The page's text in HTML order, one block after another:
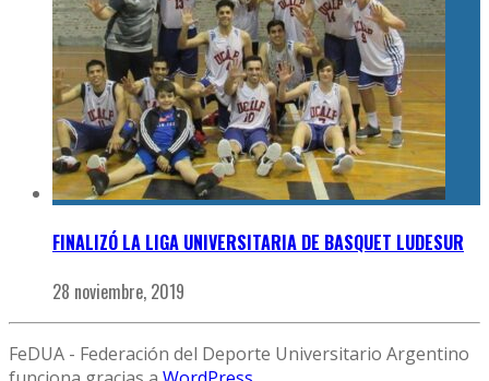
FINALIZÓ LA LIGA UNIVERSITARIA DE BASQUET LUDESUR
28 noviembre, 2019
FeDUA - Federación del Deporte Universitario Argentino